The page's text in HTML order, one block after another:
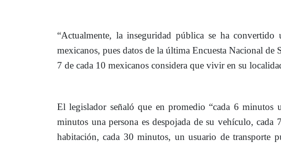
“Actualmente, la inseguridad pública se ha
mexicanos, pues datos de la última Encuesta Nacional
7 de cada 10 mexicanos considera que vivir en su
El legislador señaló que en promedio “cada 6 minutos
minutos una persona es despojada de su vehículo,
habitación, cada 30 minutos, un usuario de transporte